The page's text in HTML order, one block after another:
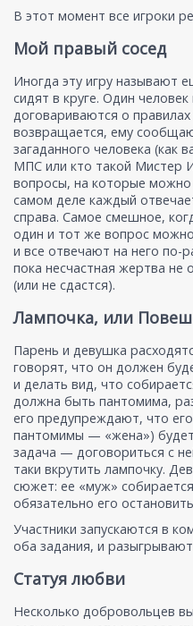
В этот момент все игроки
Мой правый сосед
Иногда эту игру называют
сидят в круге. Один
договариваются о
возвращается, ему
загаданного человека (как
МПС или кто такой Мистер
вопросы, на которые можно
самом деле каждый
справа. Самое смешное,
один и тот же вопрос
и все отвечают на него по-
пока несчастная жертва
(или не сдастся).
Лампочка, или
Парень и девушка
говорят, что он должен
и делать вид, что
должна быть пантомима,
его предупреждают, что
пантомимы — «жена»)
задача — договориться с
таки вкрутить лампочку.
сюжет: ее «муж»
обязательно его
Участники запускаются в
оба задания, и
Статуя любви
Несколько добровольцев